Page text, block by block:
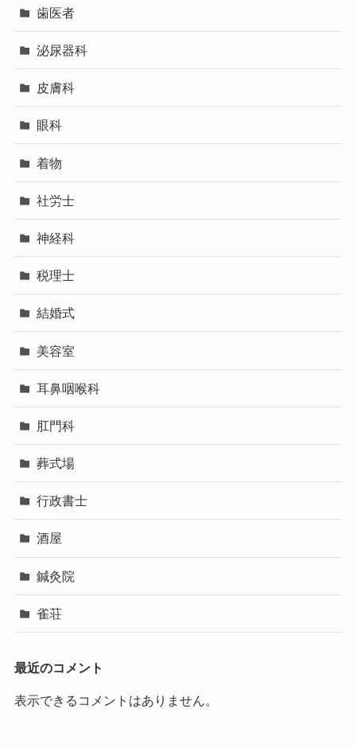
歯医者
泌尿器科
皮膚科
眼科
着物
社労士
神経科
税理士
結婚式
美容室
耳鼻咽喉科
肛門科
葬式場
行政書士
酒屋
鍼灸院
雀荘
最近のコメント
表示できるコメントはありません。